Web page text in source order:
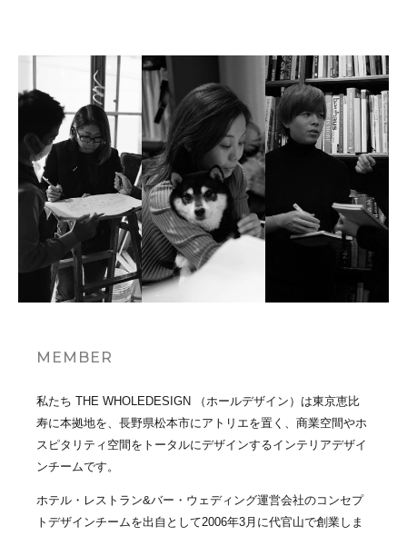
MEMBER
私たち THE WHOLEDESIGN （ホールデザイン）は東京恵比
寿に本拠地を、長野県松本市にアトリエを置く、商業空間やホ
スピタリティ空間をトータルにデザインするインテリアデザイ
ンチームです。
ホテル・レストラン&バー・ウェディング運営会社のコンセプ
トデザインチームを出自として2006年3月に代官山で創業しま